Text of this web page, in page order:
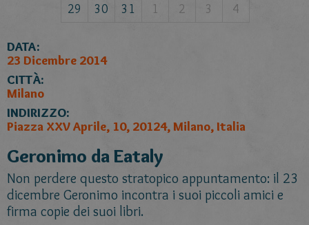
29
30 31 1 2 3 4
DATA:
23 Dicembre 2014
CITTÀ:
Milano
INDIRIZZO:
Piazza XXV Aprile, 10, 20124, Milano, Italia
Geronimo da Eataly
Non perdere questo stratopico appuntamento: il 23
dicembre Geronimo incontra i suoi piccoli amici e
firma copie dei suoi libri.